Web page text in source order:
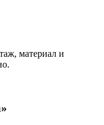
материал и